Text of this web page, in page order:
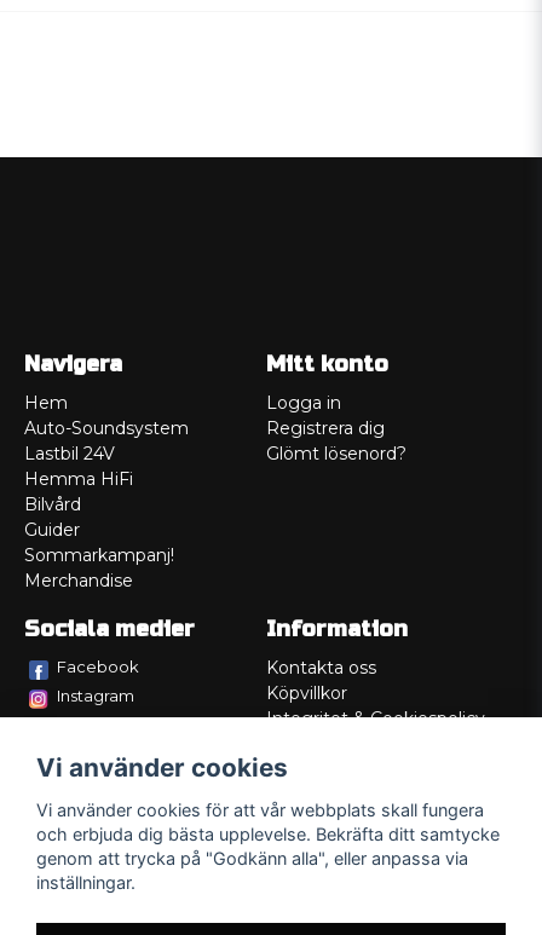
Navigera
Hem
Auto-Soundsystem
Lastbil 24V
Hemma HiFi
Bilvård
Guider
Sommarkampanj!
Merchandise
Mitt konto
Logga in
Registrera dig
Glömt lösenord?
Sociala medier
Facebook
Instagram
Information
Kontakta oss
Köpvillkor
Integritet & Cookiespolicy
Service/Garanti
Lådritning
Om oss
Vi använder cookies
Vi använder cookies för att vår webbplats skall fungera
och erbjuda dig bästa upplevelse. Bekräfta ditt samtycke
genom att trycka på "Godkänn alla", eller anpassa via
inställningar.